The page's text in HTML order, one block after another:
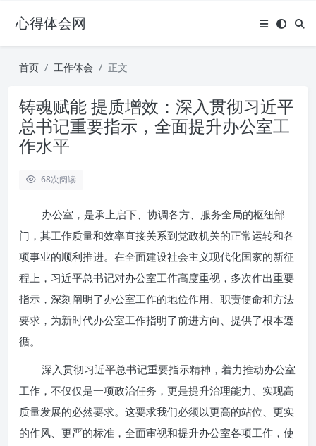
心得体会网
首页 工作体会 正文
铸魂赋能 提质增效：深入贯彻习近平
总书记重要指示，全面提升办公室工
作水平
68次阅读
办公室，是承上启下、协调各方、服务全局的枢纽部
门，其工作质量和效率直接关系到党政机关的正常运转和各
项事业的顺利推进。在全面建设社会主义现代化国家的新征
程上，习近平总书记对办公室工作高度重视，多次作出重要
指示，深刻阐明了办公室工作的地位作用、职责使命和方法
要求，为新时代办公室工作指明了前进方向、提供了根本遵
循。
深入贯彻习近平总书记重要指示精神，着力推动办公室
工作，不仅仅是一项政治任务，更是提升治理能力、实现高
质量发展的必然要求。这要求我们必须以更高的站位、更实
的作风、更严的标准，全面审视和提升办公室各项工作，使